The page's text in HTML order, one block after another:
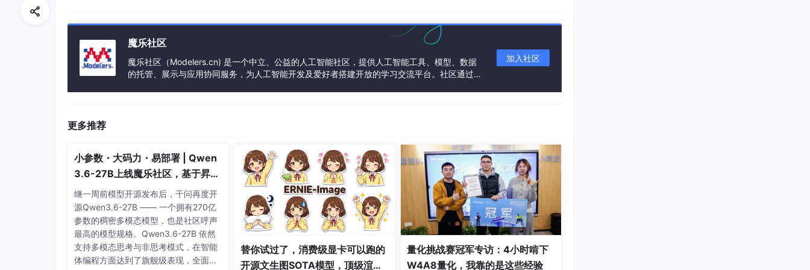
这一步与pytorch第一步类似，我们在写神经网络程序前无论是选择pytorch还是tensorflow都应该配置好gpu环境
（如果有gpu的话）
2、 导入数据
tensorflow.keras
import
matplotlib.pyplot as plt
3、归一化
Q：什么是归一化？如何归一化？
魔乐社区
魔乐社区（Modelers.cn) 是一个中立、公益的人工智能社区，提供人工智能工具、模型、数据
的托管、展示与应用协同服务，为人工智能开发及爱好者搭建开放的学习交流平台。社区通过理
加入社区
更多推荐
小参数・大码力・易部署 | Qwen
3.6-27B上线魔乐社区，基于昇腾
的部署教程来了
继一周前模型开源发布后，千问再度开
源Qwen3.6-27B —— 一个拥有270亿
参数的稠密多模态模型，也是社区呼声
最高的模型规格。Qwen3.6-27B 依然
支持多模态思考与非思考模式，在智能
体编程方面达到了旗舰级表现，全面超
替你试过了，消费级显卡可以跑的
开源文生图SOTA模型，顶级渲
量化挑战赛冠军专访：4小时啃下
W4A8量化，我靠的是这些经验